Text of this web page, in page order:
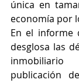
única en
economía por
En el informe
desglosa las
publicación